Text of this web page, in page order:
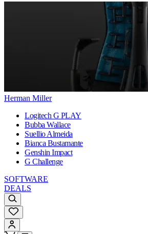
Herman Miller
Logitech G PLAY
Bubba Wallace
Suellio Almeida
Bianca Bustamante
Genshin Impact
G Challenge
SOFTWARE
DEALS